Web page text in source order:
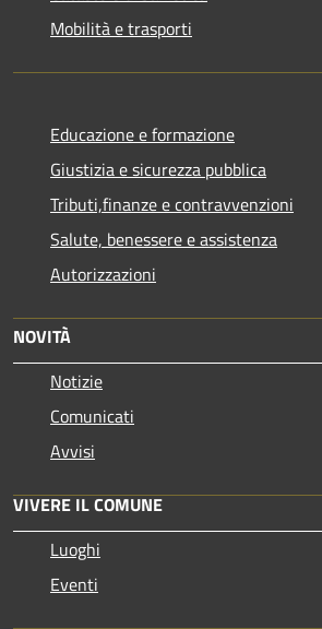
Mobilità e trasporti
Educazione e formazione
Giustizia e sicurezza pubblica
Tributi,finanze e contravvenzioni
Salute, benessere e assistenza
Autorizzazioni
NOVITÀ
Notizie
Comunicati
Avvisi
VIVERE IL COMUNE
Luoghi
Eventi